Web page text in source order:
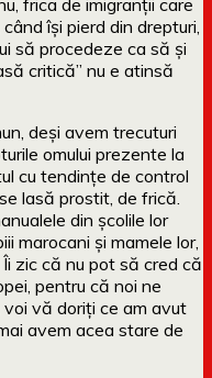
își pierd din drepturi,
să procedeze ca să și
critică” nu e atinsă
deși avem trecuturi
omului prezente la
cu tendințe de control
lasă prostit, de frică.
din școlile lor
marocani și mamele lor,
zic că nu pot să cred că
pentru că noi ne
vă doriți ce am avut
avem acea stare de